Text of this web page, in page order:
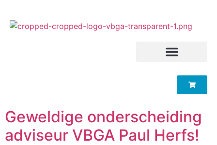
Geweldige onderscheiding
adviseur VBGA Paul Herfs!